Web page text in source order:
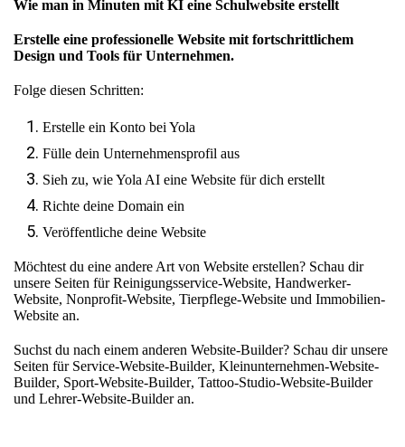
Wie man in Minuten mit KI eine Schulwebsite erstellt
Erstelle eine professionelle Website mit fortschrittlichem
Design und Tools für Unternehmen.
Folge diesen Schritten:
Erstelle ein Konto bei Yola
Fülle dein Unternehmensprofil aus
Sieh zu, wie Yola AI eine Website für dich erstellt
Richte deine Domain ein
Veröffentliche deine Website
Möchtest du eine andere Art von Website erstellen? Schau dir
unsere Seiten fürReinigungsservice-Website, Handwerker-
Website, Nonprofit-Website, Tierpflege-Website und Immobilien-
Website an.
Suchst du nach einem anderen Website-Builder? Schau dir unsere
Seiten für Service-Website-Builder, Kleinunternehmen-Website-
Builder, Sport-Website-Builder, Tattoo-Studio-Website-Builder
und Lehrer-Website-Builderan.